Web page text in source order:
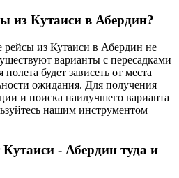
из Кутаиси в Абердин?
из Кутаиси в Абердин не
варианты с пересадками
будет зависеть от места
ожидания. Для получения
и поиска наилучшего варианта
нашим инструментом
- Абердин туда и